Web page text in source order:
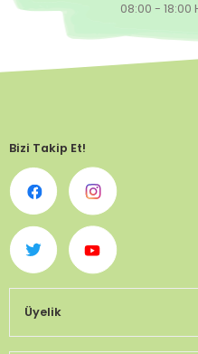
08:00 - 18:00
Bizi Takip Et!
Üyelik